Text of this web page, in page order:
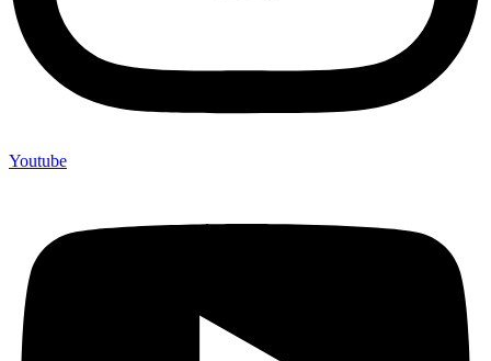
Youtube